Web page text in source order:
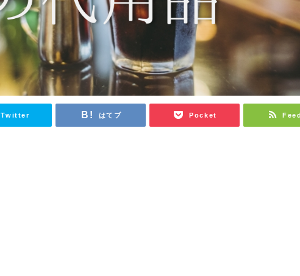
Twitter はてブ Pocket